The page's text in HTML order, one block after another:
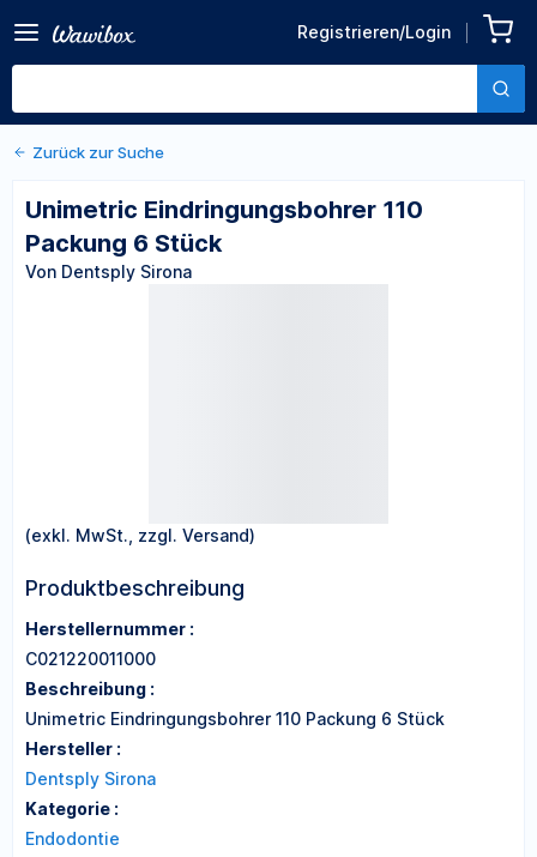
Registrieren/Login
Eindringungsbohrer 110
Packung 6 Stück
Von Dentsply Sirona
Zurück zu den Produktdetails
Zurück zur Suche
Unimetric Eindringungsbohrer 110
Packung 6 Stück
Von Dentsply Sirona
(exkl. MwSt., zzgl. Versand)
Produktbeschreibung
Herstellernummer :
C021220011000
Beschreibung :
Unimetric Eindringungsbohrer 110 Packung 6 Stück
Hersteller :
Dentsply Sirona
Kategorie :
Endodontie